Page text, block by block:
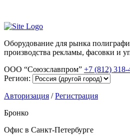
Оборудование для рынка
производства рекламы, фасовки и
ООО “Союзславпром” +7 (812) 318-
Регион:
Авторизация /Регистрация
Бронко
Офис в Санкт-Петербурге